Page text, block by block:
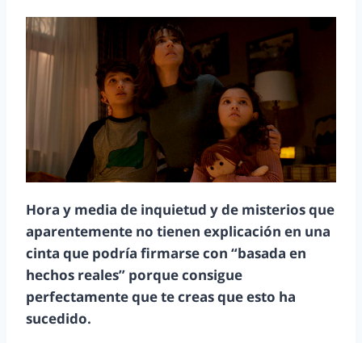
Hora y media de inquietud y de misterios que
aparentemente no tienen explicación en una
cinta que podría firmarse con “basada en
hechos reales” porque consigue
perfectamente que te creas que esto ha
sucedido.